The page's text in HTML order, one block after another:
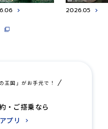
2026.05
王国」がお手元で！
・ご搭乗なら
プリ